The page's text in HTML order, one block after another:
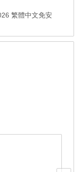
繁體中文免安